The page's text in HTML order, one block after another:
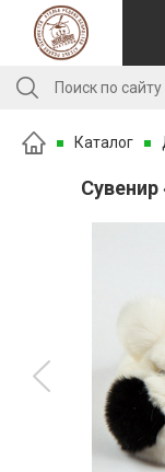
Каталог